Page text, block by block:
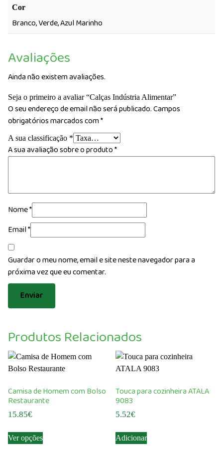
Cor
Branco, Verde, Azul Marinho
Avaliações
Ainda não existem avaliações.
Seja o primeiro a avaliar “Calças Indústria Alimentar”
O seu endereço de email não será publicado.Campos
obrigatórios marcados com*
A sua classificação *
A sua avaliação sobre o produto*
Nome*
Email*
Guardar o meu nome, email e site neste navegador para a
próxima vez que eu comentar.
Produtos Relacionados
Camisa de Homem com Bolso
Restaurante
15.85€
Ver opçõesproduct
Touca para cozinheira ATALA
9083
5.52€
Adicionar